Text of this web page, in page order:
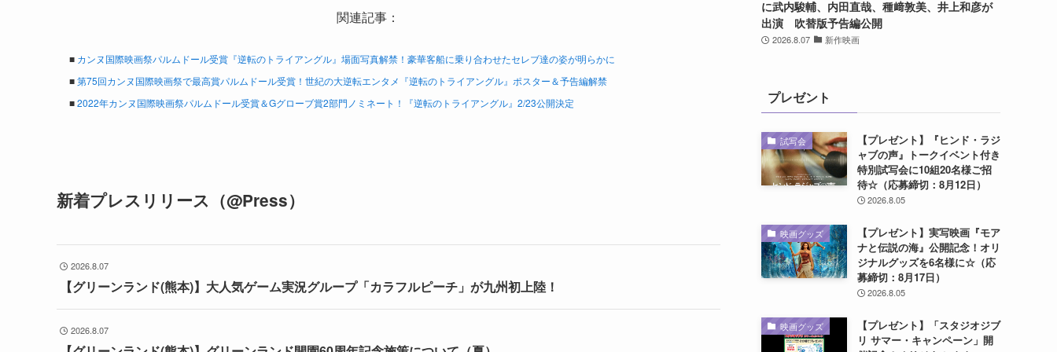
関連記事：
■ カンヌ国際映画祭パルムドール受賞『逆転のトライアングル』場面写真解禁！豪華客船に乗り合わせたセレブ達の姿が明らかに
■第75回カンヌ国際映画祭で最高賞パルムドール受賞！世紀の大逆転エンタメ『逆転のトライアングル』ポスター＆予告編解禁
■2022年カンヌ国際映画祭パルムドール受賞＆Gグローブ賞2部門ノミネート！『逆転のトライアングル』2/23公開決定
新着プレスリリース（@Press）
2026.8.07
【グリーンランド(熊本)】大人気ゲーム実況グループ「カラフルピーチ」が九州初上陸！
2026.8.07
に武内駿輔、内田直哉、種﨑敦美、井上和彦が
出演 吹替版予告編公開
2026.8.07 新作映画
プレゼント
試写会
【プレゼント】『ヒンド・ラジ
ャブの声』トークイベント付き
特別試写会に10組20名様ご招
待☆（応募締切：8月12日）
2026.8.05
映画グッズ
【プレゼント】実写映画『モア
ナと伝説の海』公開記念！オリ
ジナルグッズを6名様に☆（応
募締切：8月17日）
2026.8.05
映画グッズ
【プレゼント】「スタジオジブ
リ サマー・キャンペーン」開